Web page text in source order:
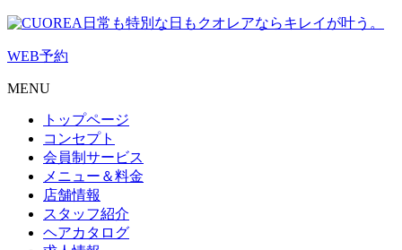
日常も特別な日もクオレアならキレイが叶う。
WEB予約
MENU
トップページ
コンセプト
会員制サービス
メニュー＆料金
店舗情報
スタッフ紹介
ヘアカタログ